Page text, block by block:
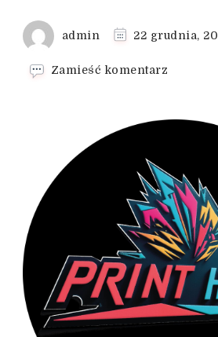
admin 22 grudnia,
Zamieść komentarz